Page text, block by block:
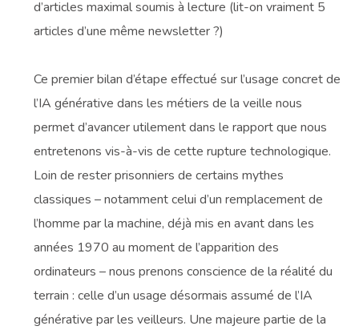
d’articles maximal soumis à lecture (lit-on vraiment 5
articles d’une même newsletter ?)
Ce premier bilan d’étape effectué sur l’usage concret de
l’IA générative dans les métiers de la veille nous
permet d’avancer utilement dans le rapport que nous
entretenons vis-à-vis de cette rupture technologique.
Loin de rester prisonniers de certains mythes
classiques – notamment celui d’un remplacement de
l’homme par la machine, déjà mis en avant dans les
années 1970 au moment de l’apparition des
ordinateurs – nous prenons conscience de la réalité du
terrain : celle d’un usage désormais assumé de l’IA
générative par les veilleurs. Une majeure partie de la